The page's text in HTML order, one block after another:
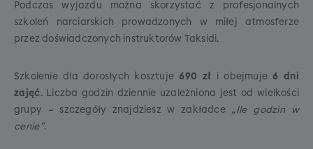
zebraniu minimum 25 osób z wybranej
Transport antenkowy:
zorganizujemy transportem alternatywnym
(najczęściej autokar antenkowy, ale czasami też
Musi zmieścić się pod siedzeniem lub w
schowku nad Tobą.
poniższych dodatkowych opcji, możliwych do
dokupienia przy rezerwacji wyjazdu:
Podczas wyjazdu można skorzystać z profesjonalnych
szkoleń narciarskich prowadzonych w miłej atmosferze
przez doświadczonych instruktorów Taksidi.
Szkolenie dla dorosłych kosztuje690 zł i obejmuje6 dni
zajęć . Liczba godzin dziennie uzależniona jest od wielkości
grupy – szczegóły znajdziesz w zakładce „Ile godzin w
cenie”.